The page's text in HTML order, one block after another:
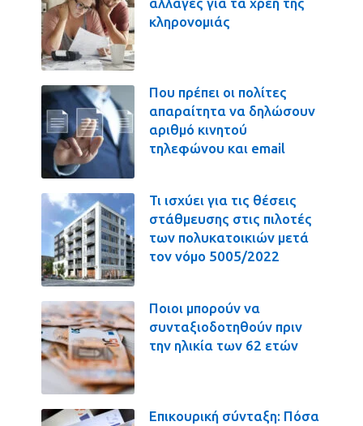
αλλαγές για τα χρέη της
κληρονομιάς
Που πρέπει οι πολίτες
απαραίτητα να δηλώσουν
αριθμό κινητού
τηλεφώνου και email
Τι ισχύει για τις θέσεις
στάθμευσης στις πιλοτές
των πολυκατοικιών μετά
τον νόμο 5005/2022
Ποιοι μπορούν να
συνταξιοδοτηθούν πριν
την ηλικία των 62 ετών
Επικουρική σύνταξη: Πόσα